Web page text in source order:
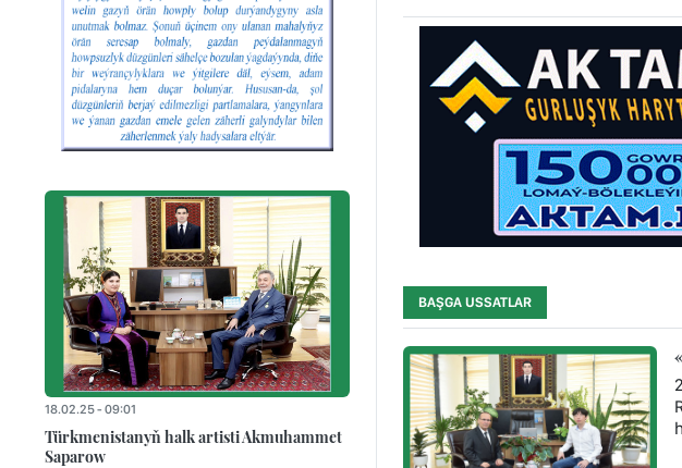
BAŞGA USSATLAR
18.02.25 - 09:01
Türkmenistanyň halk artisti Akmuhammet
Saparow